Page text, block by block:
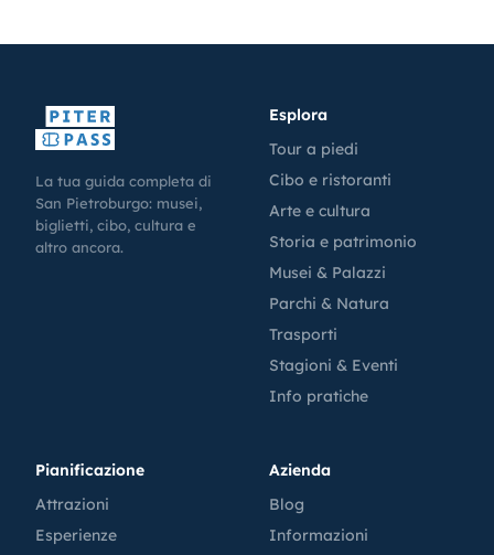
La tua guida completa di
San Pietroburgo: musei,
biglietti, cibo, cultura e
altro ancora.
Esplora
Tour a piedi
Cibo e ristoranti
Arte e cultura
Storia e patrimonio
Musei & Palazzi
Parchi & Natura
Trasporti
Stagioni & Eventi
Info pratiche
Pianificazione
Attrazioni
Esperienze
Azienda
Blog
Informazioni